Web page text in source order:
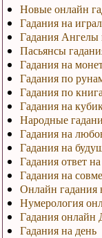
Новые онлайн
Гадания на
Гадания Ангелы
Пасьянсы
Гадания на
Гадания по
Гадания по
Гадания на
Народные
Гадания на
Гадания на
Гадания ответ
Гадания на
Онлайн
Нумерология
Гадания онлайн
Гадания на день